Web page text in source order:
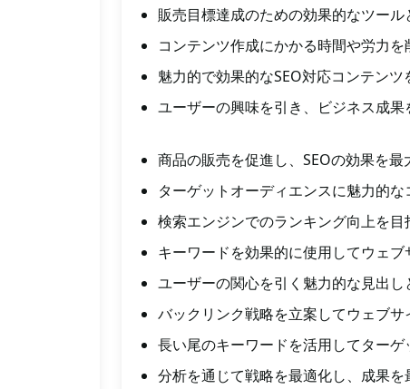
販売目標達成のための効果的なツー
コンテンツ作成にかかる時間や労力を
魅力的で効果的なSEO対応コンテンツ
ユーザーの興味を引き、ビジネス成
商品の販売を促進し、SEOの効果を最
ターゲットオーディエンスに魅力的
検索エンジンでのランキング向上を目
キーワードを効果的に使用してウェ
ユーザーの関心を引く魅力的な見出
バックリンク戦略を立案してウェブ
長い尾のキーワードを活用してター
分析を通じて戦略を最適化し、成果を